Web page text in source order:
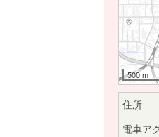
500 m
住所
電車ア